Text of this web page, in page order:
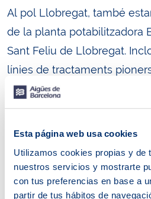
Esta página web usa cookies
Utilizamos cookies propias y de
nuestros servicios y mostrarte
con tus preferencias en base a
partir de tus hábitos de
Al pol Llobregat, també
de la planta potabilitzadora
Sant Feliu de Llobregat.
línies de tractaments
l’osmosi inversa i el carbó
dels 5 pous, amb una
aquests moments
mediterrània. A més, està